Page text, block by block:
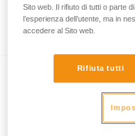
Casco
Sito web. Il rifiuto di tutti o parte
l’esperienza dell’utente, ma in
accedere al Sito web.
Rifiuta tutti